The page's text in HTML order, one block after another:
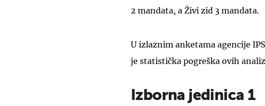
2 mandata, a Živi zid 3 mandata.
U izlaznim anketama agencije
je statistička pogreška ovih
Izborna jedinica 1